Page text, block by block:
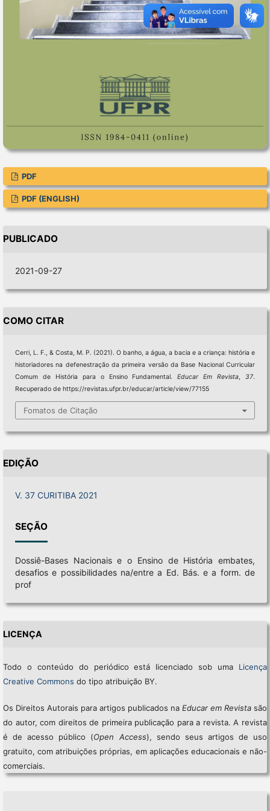
PDF
PDF (ENGLISH)
PUBLICADO
2021-09-27
COMO CITAR
Cerri, L. F., & Costa, M. P. (2021). O banho, a água, a bacia e a criança: história e
historiadores na defenestração da primeira versão da Base Nacional Curricular
Comum de História para o Ensino Fundamental.Educar Em Revista ,37.
Recuperado de https://revistas.ufpr.br/educar/article/view/77155
Fomatos de Citação
EDIÇÃO
V. 37 CURITIBA 2021
SEÇÃO
Dossiê-Bases Nacionais e o Ensino de História embates,
desafios e possibilidades na/entre a Ed. Bás. e a form. de
prof
LICENÇA
Todo o conteúdo do periódico está licenciado sob uma Licença
Creative Commons do tipo atribuição BY.
Os Direitos Autorais para artigos publicados naEducar em Revista são
do autor, com direitos de primeira publicação para a revista. A revista
é de acesso público (Open Access), sendo seus artigos de uso
gratuito, com atribuições próprias, em aplicações educacionais e não-
comerciais.